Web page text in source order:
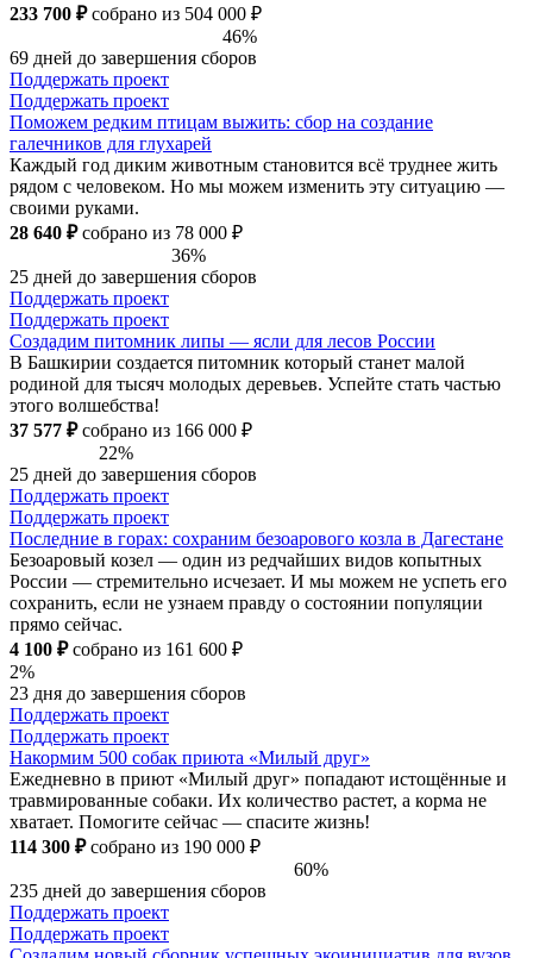
233 700 ₽собрано из 504 000 ₽
46%
69 дней до завершения сборов
Поддержать проект
Поддержать проект
Поможем редким птицам выжить: сбор на создание
галечников для глухарей
Каждый год диким животным становится всё труднее жить
рядом с человеком. Но мы можем изменить эту ситуацию —
своими руками.
28 640 ₽собрано из 78 000 ₽
36%
25 дней до завершения сборов
Поддержать проект
Поддержать проект
Создадим питомник липы — ясли для лесов России
В Башкирии создается питомник который станет малой
родиной для тысяч молодых деревьев. Успейте стать частью
этого волшебства!
37 577 ₽собрано из 166 000 ₽
22%
25 дней до завершения сборов
Поддержать проект
Поддержать проект
Последние в горах: сохраним безоарового козла в Дагестане
Безоаровый козел — один из редчайших видов копытных
России — стремительно исчезает. И мы можем не успеть его
сохранить, если не узнаем правду о состоянии популяции
прямо сейчас.
4 100 ₽собрано из 161 600 ₽
2%
23 дня до завершения сборов
Поддержать проект
Поддержать проект
Накормим 500 собак приюта «Милый друг»
Ежедневно в приют «Милый друг» попадают истощённые и
травмированные собаки. Их количество растет, а корма не
хватает. Помогите сейчас — спасите жизнь!
114 300 ₽собрано из 190 000 ₽
60%
235 дней до завершения сборов
Поддержать проект
Поддержать проект